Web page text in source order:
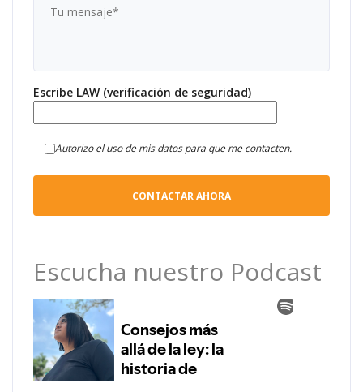
Escribe LAW (verificación de seguridad)
Autorizo el uso de mis datos para que me contacten.
Escucha nuestro Podcast